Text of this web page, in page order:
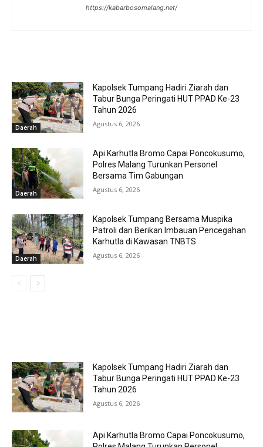
https://kabarbosomalang.net/
Daerah
Kapolsek Tumpang Hadiri Ziarah dan
Tabur Bunga Peringati HUT PPAD Ke-23
Tahun 2026
Agustus 6, 2026
Daerah
Api Karhutla Bromo Capai Poncokusumo,
Polres Malang Turunkan Personel
Bersama Tim Gabungan
Agustus 6, 2026
Daerah
Kapolsek Tumpang Bersama Muspika
Patroli dan Berikan Imbauan Pencegahan
Karhutla di Kawasan TNBTS
Agustus 6, 2026
Kapolsek Tumpang Hadiri Ziarah dan
Tabur Bunga Peringati HUT PPAD Ke-23
Tahun 2026
Agustus 6, 2026
Api Karhutla Bromo Capai Poncokusumo,